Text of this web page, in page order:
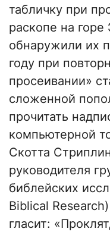
табличку при
раскопе на
обнаружили их
году при
просеивании»
сложенной
прочитать
компьютерной
Скотта
руководителя
библейских
Biblical
гласит: